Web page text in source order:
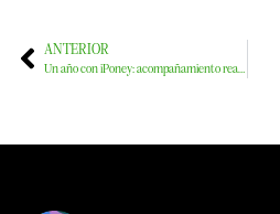
ANTERIOR
Un año con iPoney: acompañamiento real para crecer con autenticidad en la cultura equina y los EAS